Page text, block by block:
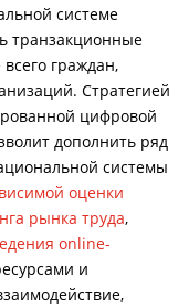
системе
транзакционные
граждан,
Стратегией
цифровой
дополнить ряд
системы
оценки
рынка труда,
online-
и